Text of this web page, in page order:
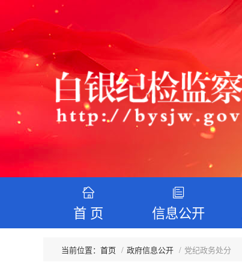
首 页 信息公开
首页 政府信息公开 党纪政务处分